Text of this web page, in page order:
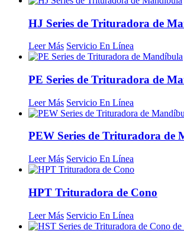
HJ Series de Trituradora de
Leer Más Servicio En Línea
PE Series de Trituradora de
Leer Más Servicio En Línea
PEW Series de Trituradora de
Leer Más Servicio En Línea
HPT Trituradora de Cono
Leer Más Servicio En Línea